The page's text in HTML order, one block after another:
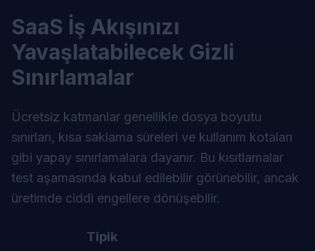
SaaS İş Akışınızı
Yavaşlatabilecek Gizli
Sınırlamalar
Ücretsiz katmanlar genellikle dosya boyutu
sınırları, kısa saklama süreleri ve kullanım kotaları
gibi yapay sınırlamalara dayanır. Bu kısıtlamalar
test aşamasında kabul edilebilir görünebilir, ancak
üretimde ciddi engellere dönüşebilir.
Tipik